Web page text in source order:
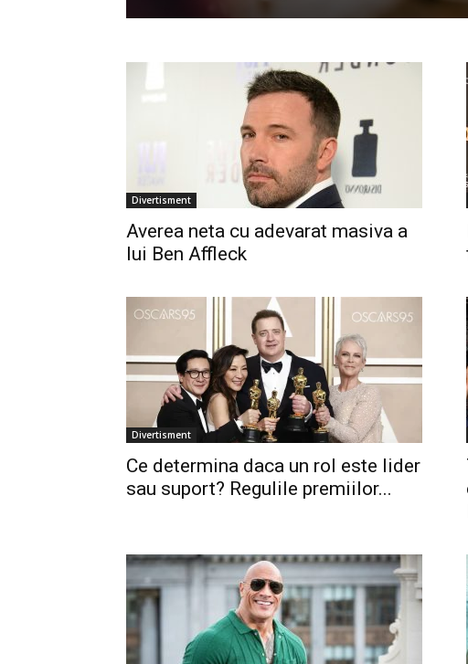
Divertisment
Averea neta cu adevarat masiva a
lui Ben Affleck
Divertisment
Ce determina daca un rol este lider
sau suport? Regulile premiilor...